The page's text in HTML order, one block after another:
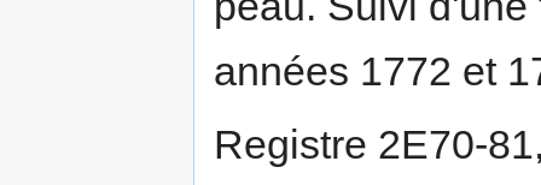
années 1772 et
Registre 2E70-